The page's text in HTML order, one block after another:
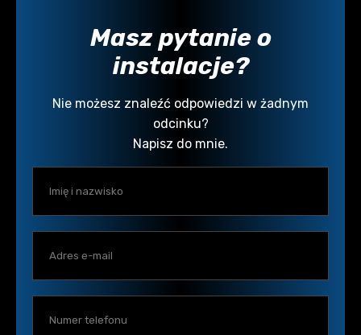
Masz pytanie o
instalacje?
Nie możesz znaleźć odpowiedzi w żadnym
odcinku?
Napisz do mnie.